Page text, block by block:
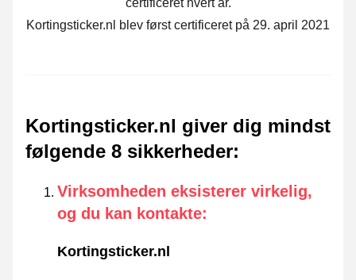
Kortingsticker.nl blev først certificeret på 29. april 2021
Kortingsticker.nl giver dig mindst
følgende 8 sikkerheder:
Virksomheden eksisterer virkelig,
og du kan kontakte:
Kortingsticker.nl